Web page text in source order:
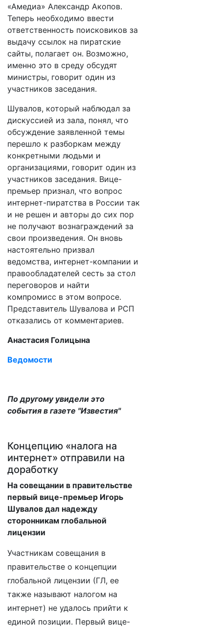
«Амедиа» Александр Акопов.
Теперь необходимо ввести
ответственность поисковиков за
выдачу ссылок на пиратские
сайты, полагает он. Возможно,
именно это в среду обсудят
министры, говорит один из
участников заседания.
Шувалов, который наблюдал за
дискуссией из зала, понял, что
обсуждение заявленной темы
перешло к разборкам между
конкретными людьми и
организациями, говорит один из
участников заседания. Вице-
премьер признал, что вопрос
интернет-пиратства в России так
и не решен и авторы до сих пор
не получают вознаграждений за
свои произведения. Он вновь
настоятельно призвал
ведомства, интернет-компании и
правообладателей сесть за стол
переговоров и найти
компромисс в этом вопросе.
Представитель Шувалова и РСП
отказались от комментариев.
Анастасия Голицына
Ведомости
По другому увидели это
события в газете "Известия"
Концепцию «налога на
интернет» отправили на
доработку
На совещании в правительстве
первый вице-премьер Игорь
Шувалов дал надежду
сторонникам глобальной
лицензии
Участникам совещания в
правительстве о концепции
глобальной лицензии (ГЛ, ее
также называют налогом на
интернет) не удалось прийти к
единой позиции. Первый вице-